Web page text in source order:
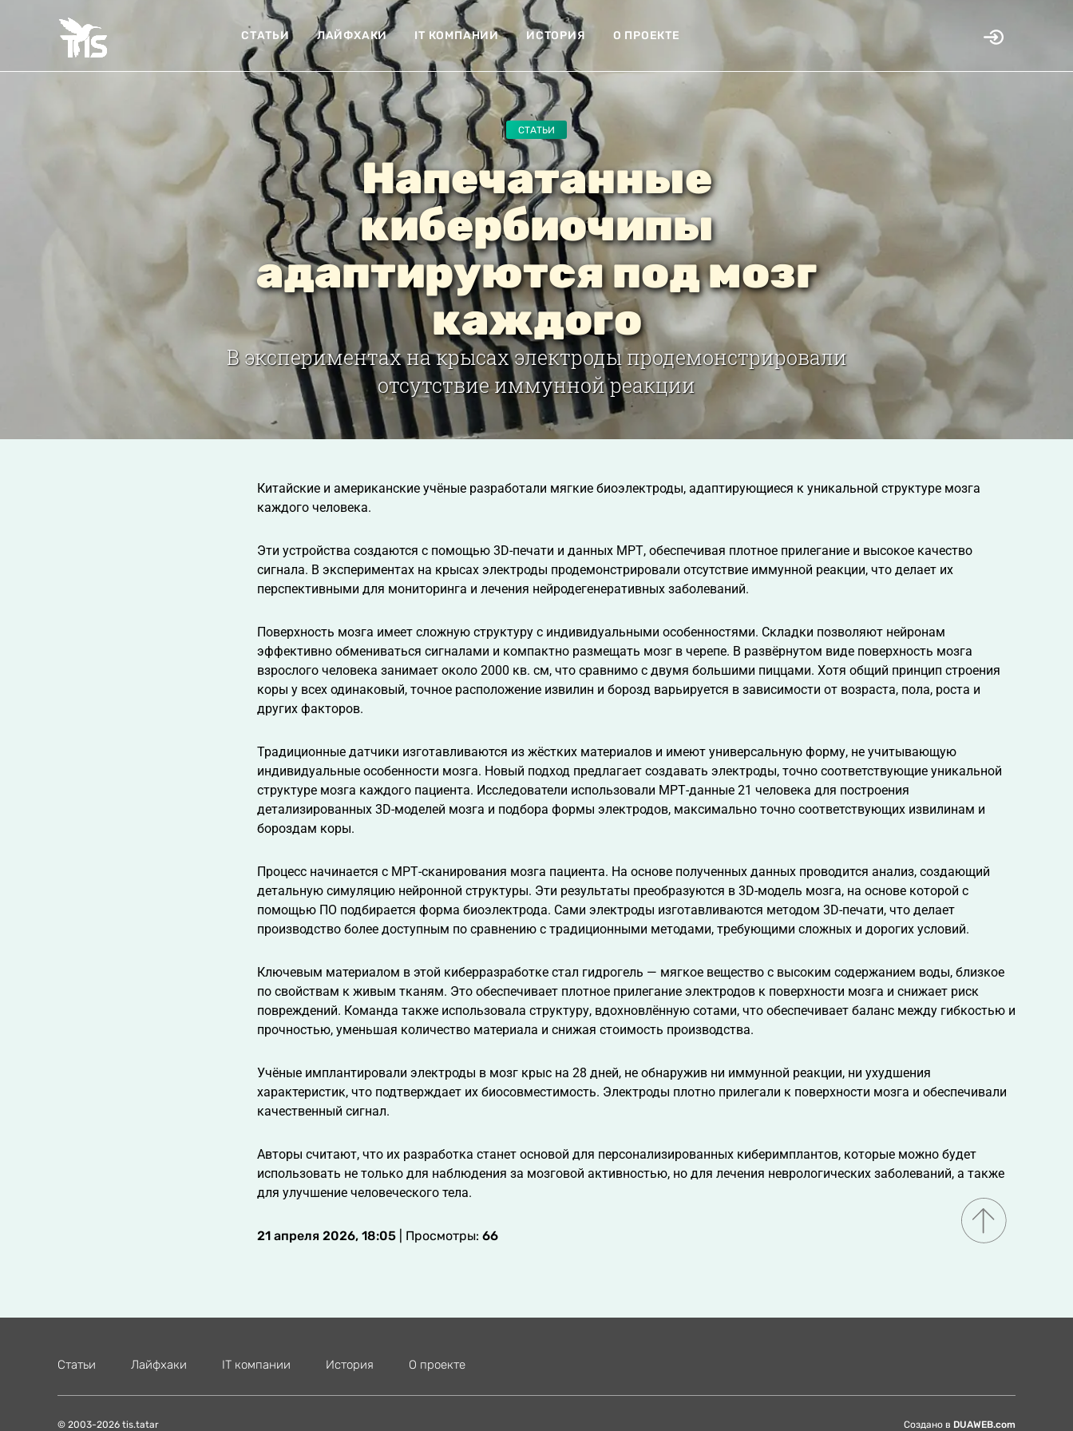
СТАТЬИ ЛАЙФХАКИ IT КОМПАНИИ ИСТОРИЯ О ПРОЕКТЕ
СТАТЬИ
Напечатанные
кибербиочипы
адаптируются под мозг
каждого
В экспериментах на крысах электроды продемонстрировали
отсутствие иммунной реакции
Китайские и американские учёные разработали мягкие биоэлектроды, адаптирующиеся к уникальной структуре мозга
каждого человека.
Эти устройства создаются с помощью 3D-печати и данных МРТ, обеспечивая плотное прилегание и высокое качество
сигнала. В экспериментах на крысах электроды продемонстрировали отсутствие иммунной реакции, что делает их
перспективными для мониторинга и лечения нейродегенеративных заболеваний.
Поверхность мозга имеет сложную структуру с индивидуальными особенностями. Складки позволяют нейронам
эффективно обмениваться сигналами и компактно размещать мозг в черепе. В развёрнутом виде поверхность мозга
взрослого человека занимает около 2000 кв. см, что сравнимо с двумя большими пиццами. Хотя общий принцип строения
коры у всех одинаковый, точное расположение извилин и борозд варьируется в зависимости от возраста, пола, роста и
других факторов.
Традиционные датчики изготавливаются из жёстких материалов и имеют универсальную форму, не учитывающую
индивидуальные особенности мозга. Новый подход предлагает создавать электроды, точно соответствующие уникальной
структуре мозга каждого пациента. Исследователи использовали МРТ-данные 21 человека для построения
детализированных 3D-моделей мозга и подбора формы электродов, максимально точно соответствующих извилинам и
бороздам коры.
Процесс начинается с МРТ-сканирования мозга пациента. На основе полученных данных проводится анализ, создающий
детальную симуляцию нейронной структуры. Эти результаты преобразуются в 3D-модель мозга, на основе которой с
помощью ПО подбирается форма биоэлектрода. Сами электроды изготавливаются методом 3D-печати, что делает
производство более доступным по сравнению с традиционными методами, требующими сложных и дорогих условий.
Ключевым материалом в этой киберразработке стал гидрогель — мягкое вещество с высоким содержанием воды, близкое
по свойствам к живым тканям. Это обеспечивает плотное прилегание электродов к поверхности мозга и снижает риск
повреждений. Команда также использовала структуру, вдохновлённую сотами, что обеспечивает баланс между гибкостью и
прочностью, уменьшая количество материала и снижая стоимость производства.
Учёные имплантировали электроды в мозг крыс на 28 дней, не обнаружив ни иммунной реакции, ни ухудшения
характеристик, что подтверждает их биосовместимость. Электроды плотно прилегали к поверхности мозга и обеспечивали
качественный сигнал.
Авторы считают, что их разработка станет основой для персонализированных киберимплантов, которые можно будет
использовать не только для наблюдения за мозговой активностью, но для лечения неврологических заболеваний, а также
для улучшение человеческого тела.
21 апреля 2026, 18:05 | Просмотры: 66
Статьи Лайфхаки IT компании История О проекте
© 2003-2026 tis.tatar Создано в DUAWEB.com